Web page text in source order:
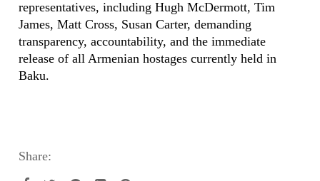
representatives, including Hugh McDermott, Tim
James, Matt Cross, Susan Carter, demanding
transparency, accountability, and the immediate
release of all Armenian hostages currently held in
Baku.
Share: